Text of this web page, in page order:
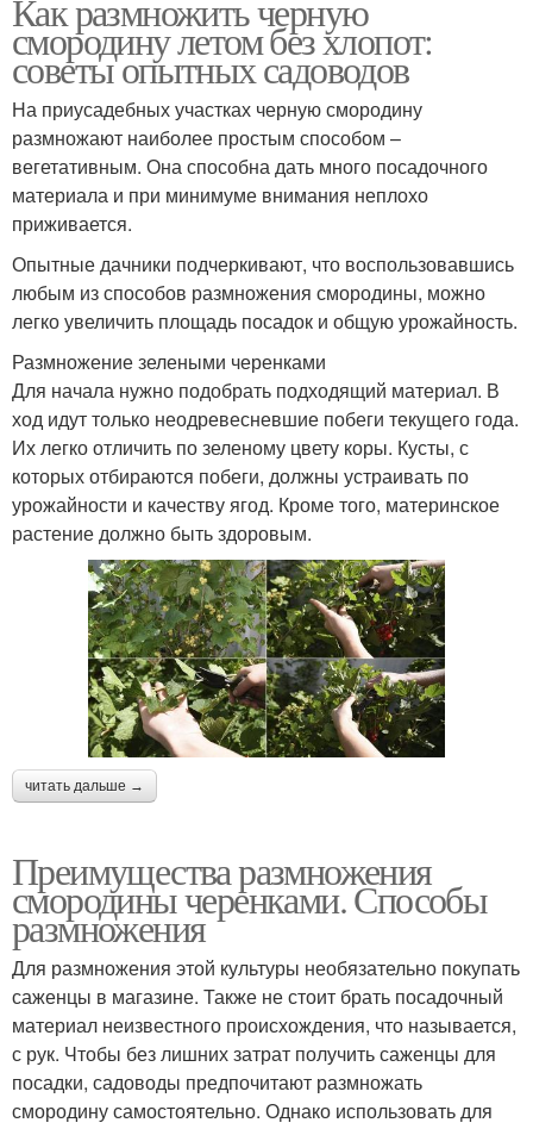
Как размножить черную
смородину летом без хлопот:
советы опытных садоводов
На приусадебных участках черную смородину
размножают наиболее простым способом –
вегетативным. Она способна дать много посадочного
материала и при минимуме внимания неплохо
приживается.
Опытные дачники подчеркивают, что воспользовавшись
любым из способов размножения смородины, можно
легко увеличить площадь посадок и общую урожайность.
Размножение зелеными черенками
Для начала нужно подобрать подходящий материал. В
ход идут только неодревесневшие побеги текущего года.
Их легко отличить по зеленому цвету коры. Кусты, с
которых отбираются побеги, должны устраивать по
урожайности и качеству ягод. Кроме того, материнское
растение должно быть здоровым.
читать дальше →
Преимущества размножения
смородины черенками. Способы
размножения
Для размножения этой культуры необязательно покупать
саженцы в магазине. Также не стоит брать посадочный
материал неизвестного происхождения, что называется,
с рук. Чтобы без лишних затрат получить саженцы для
посадки, садоводы предпочитают размножать
смородину самостоятельно. Однако использовать для